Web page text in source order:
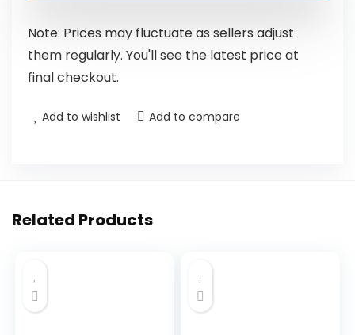
Note: Prices may fluctuate as sellers adjust
them regularly. You'll see the latest price at
final checkout.
Add to wishlist Add to compare
Related Products